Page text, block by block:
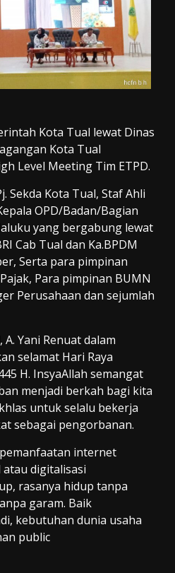
Kota Tual lewat Dinas
Kota Tual
Level Meeting Tim ETPD.
Sekda Kota Tual, Staf Ahli
OPD/Badan/Bagian
yang bergabung lewat
Cab Tual dan Ka.BPDM
Serta para pimpinan
Para pimpinan BUMN
Perusahaan dan sejumlah
Yani Renuat dalam
selamat Hari Raya
H. InsyaAllah semangat
menjadi berkah bagi kita
untuk selalu bekerja
sebagai pengorbanan.
internet
digitalisasi
rasanya hidup tanpa
garam. Baik
kebutuhan dunia usaha
public